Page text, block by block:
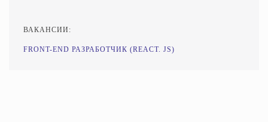
ВАКАНСИИ:
FRONT-END РАЗРАБОТЧИК (REACT. JS)